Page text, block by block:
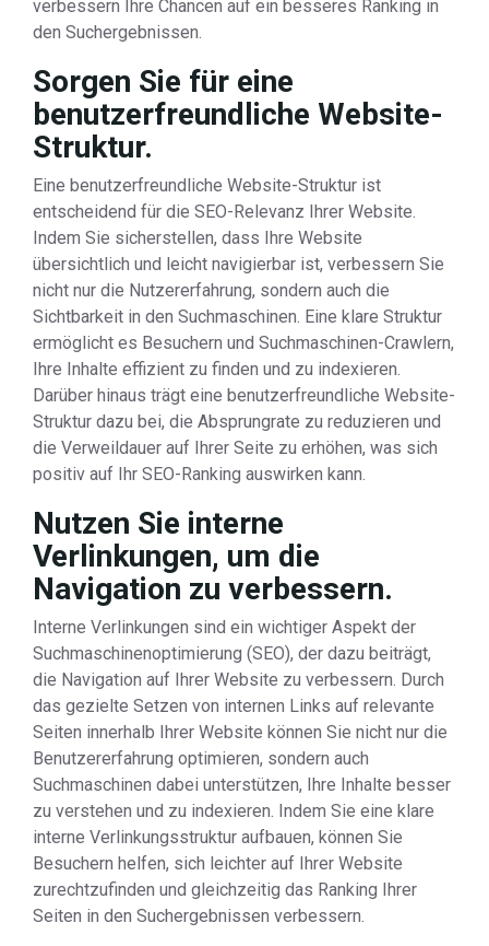
verbessern Ihre Chancen auf ein besseres Ranking in
den Suchergebnissen.
Sorgen Sie für eine
benutzerfreundliche Website-
Struktur.
Eine benutzerfreundliche Website-Struktur ist
entscheidend für die SEO-Relevanz Ihrer Website.
Indem Sie sicherstellen, dass Ihre Website
übersichtlich und leicht navigierbar ist, verbessern Sie
nicht nur die Nutzererfahrung, sondern auch die
Sichtbarkeit in den Suchmaschinen. Eine klare Struktur
ermöglicht es Besuchern und Suchmaschinen-Crawlern,
Ihre Inhalte effizient zu finden und zu indexieren.
Darüber hinaus trägt eine benutzerfreundliche Website-
Struktur dazu bei, die Absprungrate zu reduzieren und
die Verweildauer auf Ihrer Seite zu erhöhen, was sich
positiv auf Ihr SEO-Ranking auswirken kann.
Nutzen Sie interne
Verlinkungen, um die
Navigation zu verbessern.
Interne Verlinkungen sind ein wichtiger Aspekt der
Suchmaschinenoptimierung (SEO), der dazu beiträgt,
die Navigation auf Ihrer Website zu verbessern. Durch
das gezielte Setzen von internen Links auf relevante
Seiten innerhalb Ihrer Website können Sie nicht nur die
Benutzererfahrung optimieren, sondern auch
Suchmaschinen dabei unterstützen, Ihre Inhalte besser
zu verstehen und zu indexieren. Indem Sie eine klare
interne Verlinkungsstruktur aufbauen, können Sie
Besuchern helfen, sich leichter auf Ihrer Website
zurechtzufinden und gleichzeitig das Ranking Ihrer
Seiten in den Suchergebnissen verbessern.